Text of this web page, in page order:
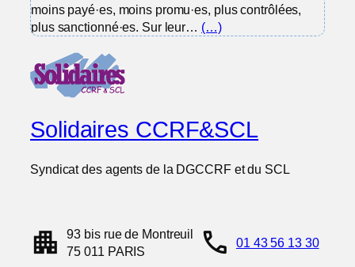
moins payé·es, moins promu·es, plus contrôlées,
plus sanctionné·es. Sur leur… (…)
Solidaires CCRF&SCL
Syndicat des agents de la DGCCRF et du SCL
apartment
93 bis rue de Montreuil
75 011 PARIS
call 01 43 56 13 30